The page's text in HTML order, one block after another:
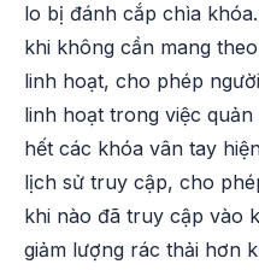
lo bị đánh cắp chìa
khi không cần mang
linh hoạt, cho phép
linh hoạt trong việc
hết các khóa vân tay
lịch sử truy cập, cho
khi nào đã truy cập vào
giảm lượng rác thải hơn